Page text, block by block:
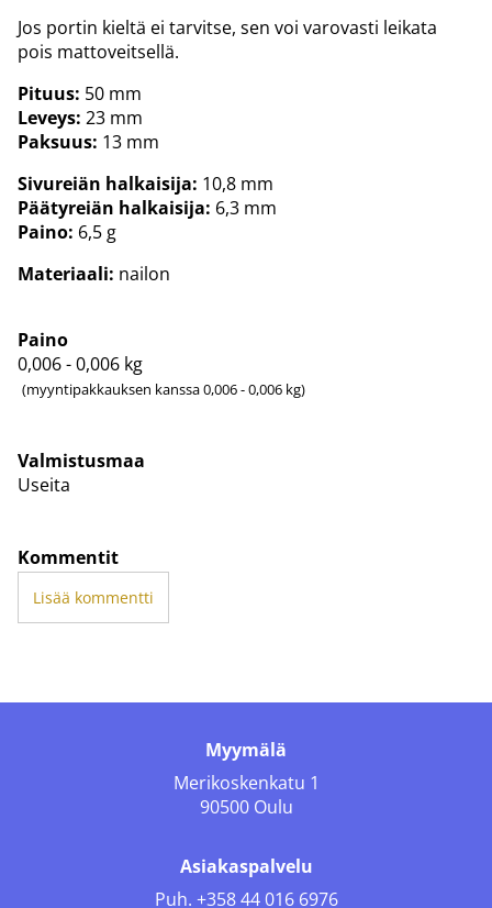
Jos portin kieltä ei tarvitse, sen voi varovasti leikata
pois mattoveitsellä.
Pituus: 50 mm
Leveys: 23 mm
Paksuus: 13 mm
Sivureiän halkaisija: 10,8 mm
Päätyreiän halkaisija: 6,3 mm
Paino: 6,5 g
Materiaali: nailon
Paino
0,006 - 0,006 kg
(myyntipakkauksen kanssa 0,006 - 0,006 kg)
Valmistusmaa
Useita
Kommentit
Lisää kommentti
Myymälä
Merikoskenkatu 1
90500 Oulu
Asiakaspalvelu
Puh. +358 44 016 6976